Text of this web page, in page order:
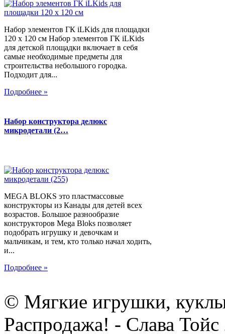
Набор элементов ГК iLKids для площадки
120 х 120 см Набор элементов ГК iLKids
для детской площадки включает в себя
самые необходимые предметы для
строительства небольшого городка.
Подходит для...
Подробнее »
Набор конструктора делюкс
микродетали (2…
MEGA BLOKS это пластмассовые
конструкторы из Канады для детей всех
возрастов. Большое разнообразие
конструкторов Mega Bloks позволяет
подобрать игрушку и девочкам и
мальчикам, и тем, кто только начал ходить,
и...
Подробнее »
© Мягкие игрушки,
Распродажа! - Слава Тойс